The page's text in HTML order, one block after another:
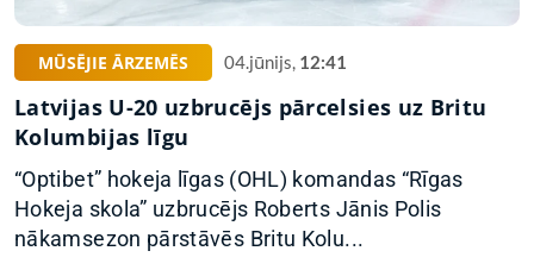
MŪSĒJIE ĀRZEMĒS 04.jūnijs, 12:41
Latvijas U-20 uzbrucējs pārcelsies uz Britu
Kolumbijas līgu
“Optibet” hokeja līgas (OHL) komandas “Rīgas
Hokeja skola” uzbrucējs Roberts Jānis Polis
nākamsezon pārstāvēs Britu Kolu...